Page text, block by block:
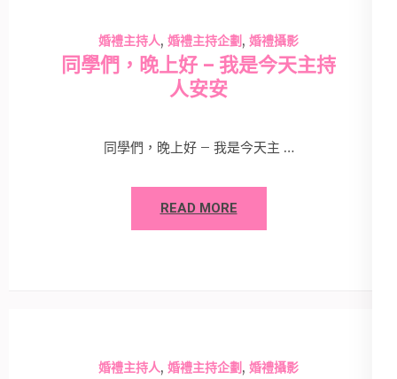
婚禮主持人, 婚禮主持企劃 , 婚禮攝影
同學們，晚上好 – 我是今天主持
人安安
同學們，晚上好 – 我是今天主 …
READ MORE
婚禮主持人, 婚禮主持企劃 , 婚禮攝影